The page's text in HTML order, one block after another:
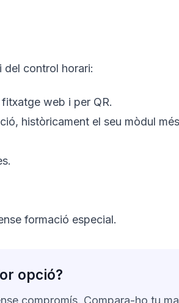
del control horari:
web i per QR.
històricament el seu mòdul
formació especial.
opció?
compromís. Compara-ho tu